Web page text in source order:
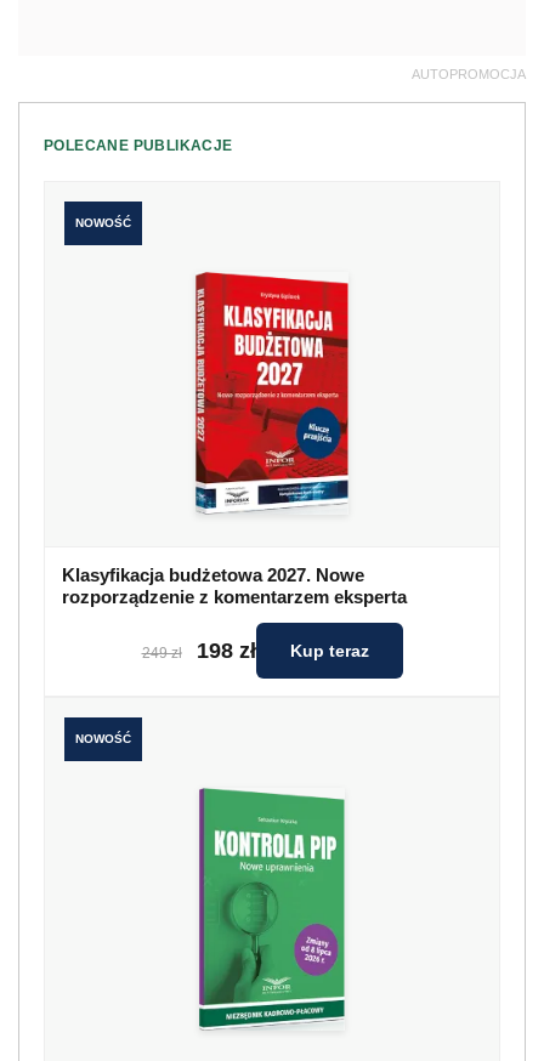
AUTOPROMOCJA
POLECANE PUBLIKACJE
NOWOŚĆ
Klasyfikacja budżetowa 2027. Nowe
rozporządzenie z komentarzem eksperta
249 zł 198 zł Kup teraz
NOWOŚĆ